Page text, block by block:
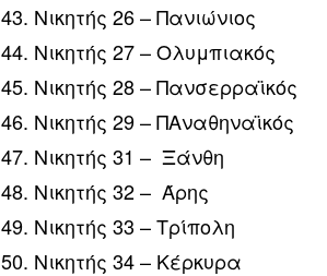
43. Νικητής 26 – Πανιώνιος
44. Νικητής 27 – Ολυμπιακός
45. Νικητής 28 – Πανσερραϊκός
46. Νικητής 29 – ΠΑναθηναϊκός
47. Νικητής 31 – Ξάνθη
48. Νικητής 32 – Άρης
49. Νικητής 33 – Τρίπολη
50. Νικητής 34 – Κέρκυρα